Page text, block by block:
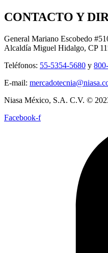
CONTACTO Y
General Mariano Escobedo
Alcaldía Miguel Hidalgo, CP
Teléfonos: 55-5354-5680 y
E-mail:
Niasa México, S.A. C.V. ©
Facebook-f